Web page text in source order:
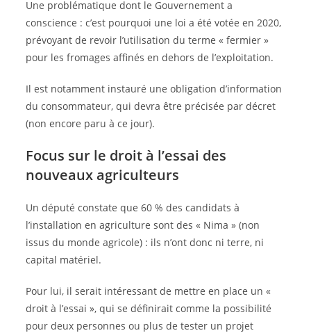
Une problématique dont le Gouvernement a
conscience : c’est pourquoi une loi a été votée en 2020,
prévoyant de revoir l’utilisation du terme « fermier »
pour les fromages affinés en dehors de l’exploitation.
Il est notamment instauré une obligation d’information
du consommateur, qui devra être précisée par décret
(non encore paru à ce jour).
Focus sur le droit à l’essai des
nouveaux agriculteurs
Un député constate que 60 % des candidats à
l’installation en agriculture sont des « Nima » (non
issus du monde agricole) : ils n’ont donc ni terre, ni
capital matériel.
Pour lui, il serait intéressant de mettre en place un «
droit à l’essai », qui se définirait comme la possibilité
pour deux personnes ou plus de tester un projet